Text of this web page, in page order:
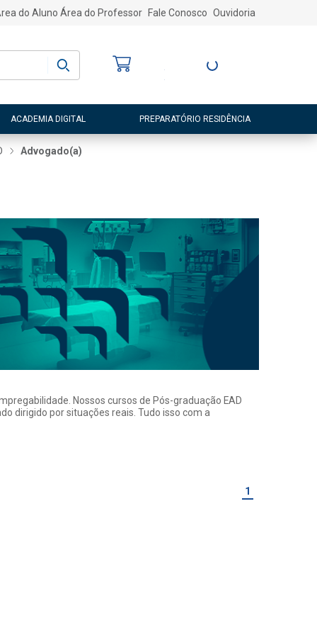
do Aluno Área do Professor Fale Conosco Ouvidoria
Entre ou Cadastre-
ACADEMIA DIGITAL PREPARATÓRIO RESIDÊNCIA
Advogado(a)
Nossos cursos de Pós-graduação EAD
dirigido por situações reais. Tudo isso com a
1